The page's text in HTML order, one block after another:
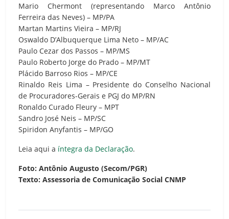
Mario Chermont (representando Marco Antônio
Ferreira das Neves) – MP/PA
Martan Martins Vieira – MP/RJ
Oswaldo D’Albuquerque Lima Neto – MP/AC
Paulo Cezar dos Passos – MP/MS
Paulo Roberto Jorge do Prado – MP/MT
Plácido Barroso Rios – MP/CE
Rinaldo Reis Lima – Presidente do Conselho Nacional
de Procuradores-Gerais e PGJ do MP/RN
Ronaldo Curado Fleury – MPT
Sandro José Neis – MP/SC
Spiridon Anyfantis – MP/GO
Leia aqui a íntegra da Declaração.
Foto: Antônio Augusto (Secom/PGR)
Texto: Assessoria de Comunicação Social CNMP